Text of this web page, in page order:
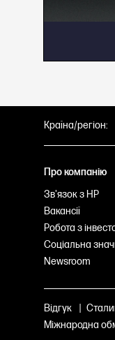
Країна/регіон:
Про компанію
Зв'язок з НР
Вакансії
Робота з
Соціальна
Newsroom
Відгук
Міжнародна